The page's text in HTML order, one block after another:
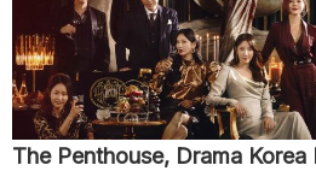
The Penthouse, Drama Korea